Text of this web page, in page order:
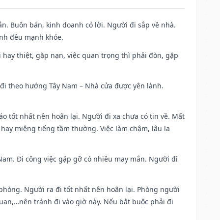
Buôn bán, kinh doanh có lời. Người đi sắp về nhà.
đều mạnh khỏe.
thiệt, gặp nạn, việc quan trọng thì phải đòn, gặp
theo hướng Tây Nam – Nhà cửa được yên lành.
tốt nhất nên hoãn lại. Người đi xa chưa có tin về. Mất
miệng tiếng tầm thường. Việc làm chậm, lâu la
Đi công việc gặp gỡ có nhiều may mắn. Người đi
Người ra đi tốt nhất nên hoãn lại. Phòng người
tránh đi vào giờ này. Nếu bắt buộc phải đi